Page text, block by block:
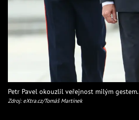
Petr Pavel okouzlil veřejnost milým gestem.
Zdroj: eXtra.cz/Tomáš Martínek